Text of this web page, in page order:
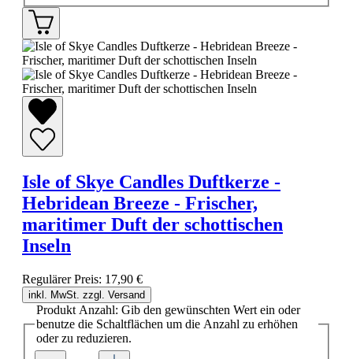
Isle of Skye Candles Duftkerze -
Hebridean Breeze - Frischer,
maritimer Duft der schottischen
Inseln
Regulärer Preis: 17,90 €
inkl. MwSt. zzgl. Versand
Produkt Anzahl: Gib den gewünschten Wert ein oder
benutze die Schaltflächen um die Anzahl zu erhöhen
oder zu reduzieren.